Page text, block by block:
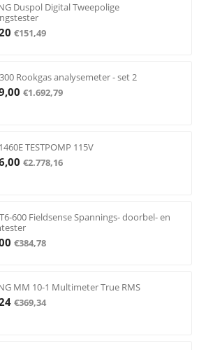
Duspol Digital Tweepolige
€151,49
Rookgas analysemeter - set 2
€1.692,79
TESTPOMP 115V
€2.778,16
600 Fieldsense Spannings- doorbel- en
€384,78
MM 10-1 Multimeter True RMS
€369,34